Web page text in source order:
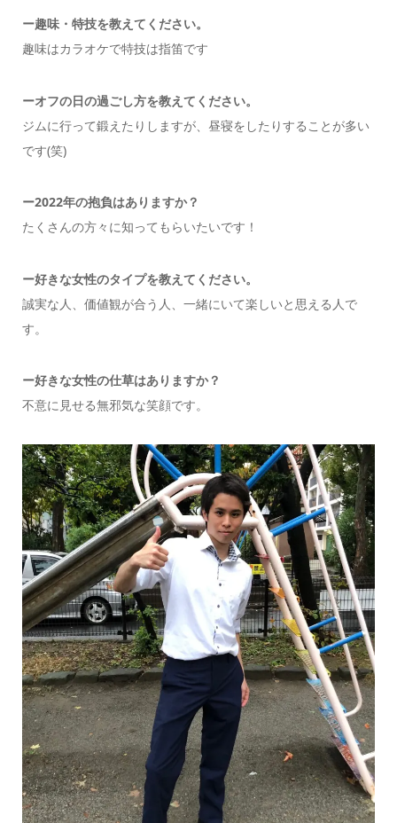
ー趣味・特技を教えてください。
趣味はカラオケで特技は指笛です
ーオフの日の過ごし方を教えてください。
ジムに行って鍛えたりしますが、昼寝をしたりすることが多い
です(笑)
ー2022年の抱負はありますか？
たくさんの方々に知ってもらいたいです！
ー好きな女性のタイプを教えてください。
誠実な人、価値観が合う人、一緒にいて楽しいと思える人で
す。
ー好きな女性の仕草はありますか？
不意に見せる無邪気な笑顔です。